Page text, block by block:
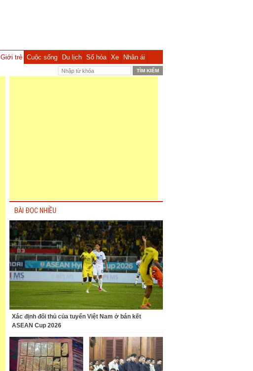
Giới trẻ Cuộc sống Du lịch Số hóa Xe Nhân ái
BÀI ĐỌC NHIỀU
Xác định đối thủ của tuyển Việt Nam ở bán kết
ASEAN Cup 2026